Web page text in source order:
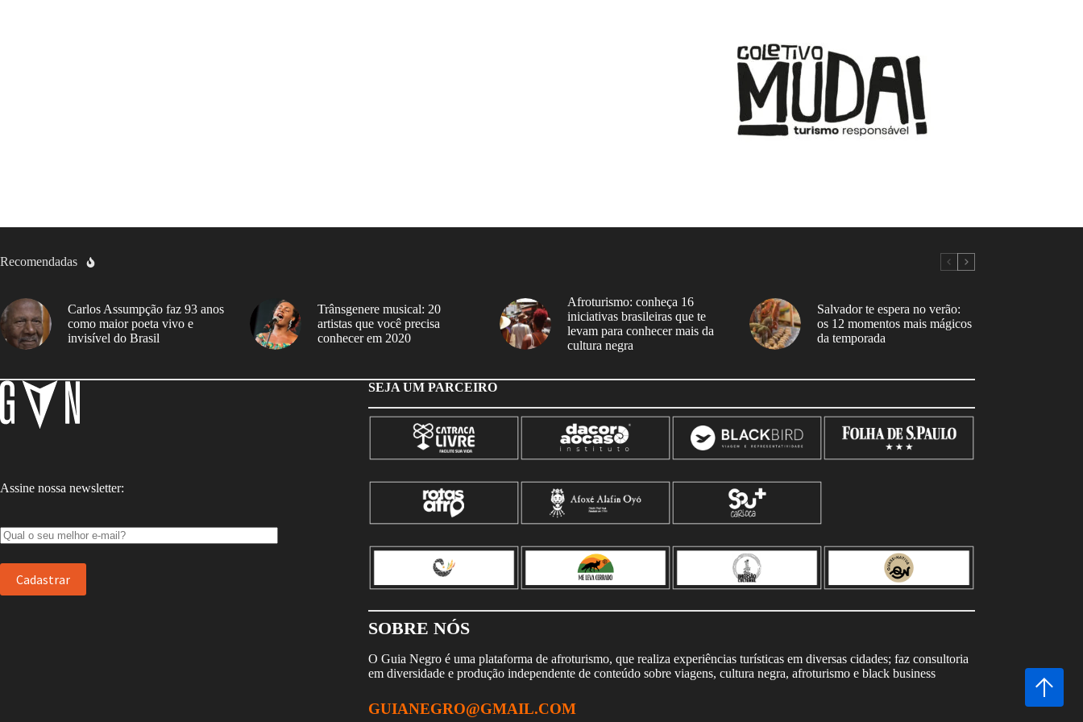
Recomendadas
Carlos Assumpção faz 93 anos
como maior poeta vivo e
invisível do Brasil
Trânsgenere musical: 20
artistas que você precisa
conhecer em 2020
Afroturismo: conheça 16
iniciativas brasileiras que te
levam para conhecer mais da
cultura negra
Salvador te espera no verão:
os 12 momentos mais mágicos
da temporada
Assine nossa newsletter:
SEJA UM PARCEIRO
SOBRE NÓS
O Guia Negro é uma plataforma de afroturismo, que realiza experiências turísticas em diversas cidades; faz consultoria
em diversidade e produção independente de conteúdo sobre viagens, cultura negra, afroturismo e black business
GUIANEGRO@GMAIL.COM